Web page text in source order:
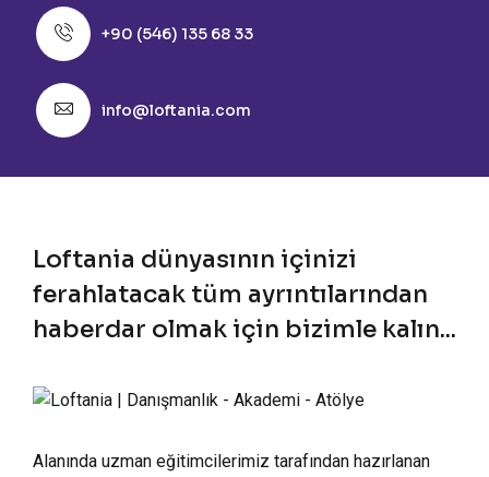
+90 (546) 135 68 33
info@loftania.com
Loftania dünyasının içinizi
ferahlatacak tüm ayrıntılarından
haberdar olmak için bizimle kalın...
Alanında uzman eğitimcilerimiz tarafından hazırlanan